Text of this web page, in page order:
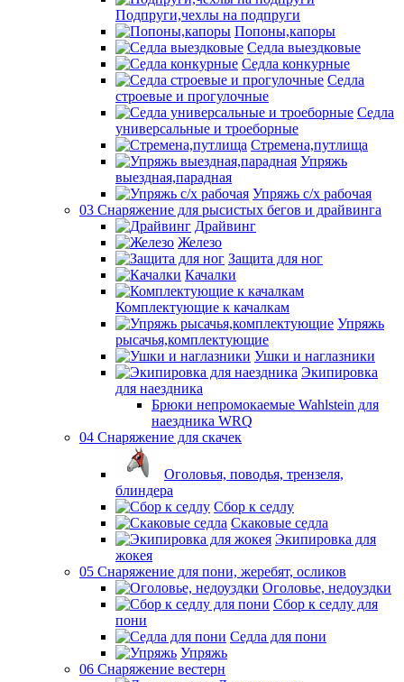
Подпруги,чехлы на подпруги
Попоны,капоры
Седла выездковые
Седла конкурные
Седла
строевые и прогулочные
Седла
универсальные и троеборные
Стремена,путлища
Упряжь
выездная,парадная
Упряжь с/х рабочая
03 Снаряжение для рысистых бегов и драйвинга
Драйвинг
Железо
Защита для ног
Качалки
Комплектующие к качалкам
Упряжь
рысачья,комплектующие
Ушки и наглазники
Экипировка
для наездника
Брюки непромокаемые Wahlstein для
наездника WRQ
04 Снаряжение для скачек
Оголовья, поводья, трензеля,
блиндера
Сбор к седлу
Скаковые седла
Экипировка для
жокея
05 Снаряжение для пони, жеребят, осликов
Оголовье, недоуздки
Сбор к седлу для
пони
Седла для пони
Упряжь
06 Снаряжение вестерн